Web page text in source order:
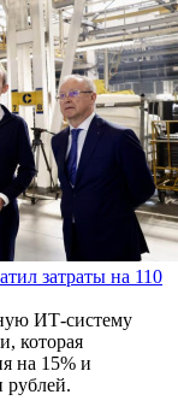
затраты на 110
ИТ-систему
которая
на 15% и
рублей.